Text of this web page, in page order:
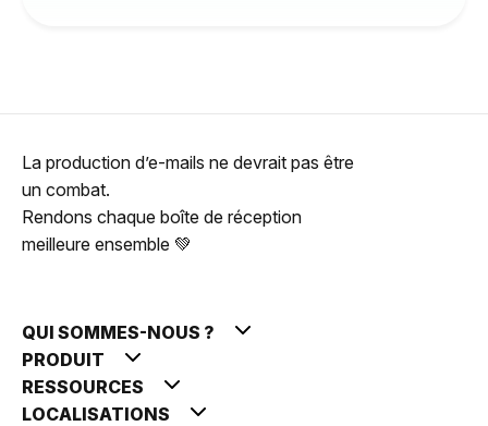
La production d’e-mails ne devrait pas être
un combat.
Rendons chaque boîte de réception
meilleure ensemble 💚
QUI SOMMES-NOUS ?
PRODUIT
RESSOURCES
LOCALISATIONS